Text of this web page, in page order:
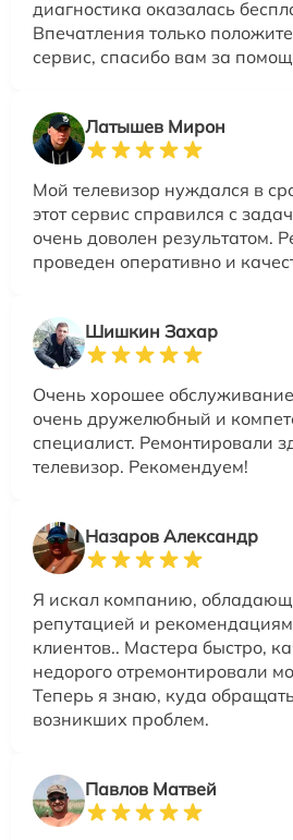
диагностика оказалась
Впечатления только
сервис, спасибо вам за
Латышев Мирон
Мой телевизор нуждался в
этот сервис справился с
очень доволен результатом.
проведен оперативно и
Шишкин Захар
Очень хорошее
очень дружелюбный и
специалист. Ремонтировали
телевизор. Рекомендуем!
Назаров Александр
Я искал компанию,
репутацией и
клиентов.. Мастера быстро,
недорого отремонтировали
Теперь я знаю, куда
возникших проблем.
Павлов Матвей